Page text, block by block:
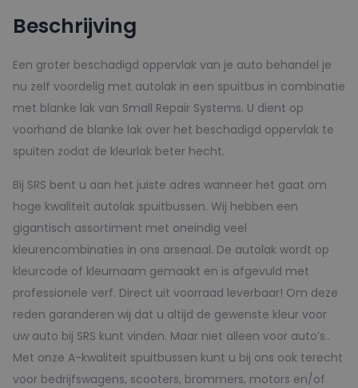
SILVER
150ml
Beschrijving
Een groter beschadigd oppervlak van je auto behandel je
nu zelf voordelig met autolak in een spuitbus in combinatie
met blanke lak van Small Repair Systems. U dient op
voorhand de blanke lak over het beschadigd oppervlak te
spuiten zodat de kleurlak beter hecht.
Bij SRS bent u aan het juiste adres wanneer het gaat om
hoge kwaliteit autolak spuitbussen. Wij hebben een
gigantisch assortiment met oneindig veel
kleurencombinaties in ons arsenaal. De autolak wordt op
kleurcode of kleurnaam gemaakt en is afgevuld met
professionele verf. Direct uit voorraad leverbaar! Om deze
reden garanderen wij dat u altijd de gewenste kleur voor
uw auto bij SRS kunt vinden. Maar niet alleen voor auto’s..
Met onze A-kwaliteit spuitbussen kunt u bij ons ook terecht
voor bedrijfswagens, scooters, brommers, motors en/of